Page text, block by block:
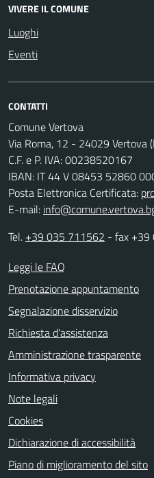
VIVERE IL COMUNE
Luoghi
Eventi
CONTATTI
Comune Vertova
Via Roma, 12 - 24029 Vertova
C.F. e P. IVA: 00238520167
IBAN: IT 44 V 08453 52860
Posta Elettronica Certificata:
E-mail:
Tel. +39 035 711562 - fax
Leggi le FAQ
Prenotazione appuntamento
Segnalazione disservizio
Richiesta d'assistenza
Amministrazione trasparente
Informativa privacy
Note legali
Cookies
Dichiarazione di accessibilità
Piano di miglioramento del sito